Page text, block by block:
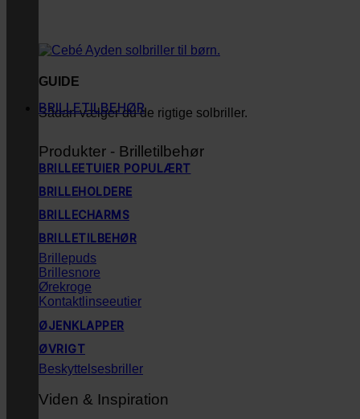
GUIDE
Sådan vælger du de rigtige solbriller.
BRILLETILBEHØR
Produkter - Brilletilbehør
BRILLEETUIER
BRILLEHOLDERE
BRILLECHARMS
BRILLETILBEHØR
Brillepuds
Brillesnore
Ørekroge
Kontaktlinseeutier
ØJENKLAPPER
ØVRIGT
Beskyttelsesbriller
Viden & Inspiration